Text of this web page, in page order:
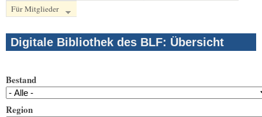
Für Mitglieder
Digitale Bibliothek des BLF: Übersicht
Bestand
Region